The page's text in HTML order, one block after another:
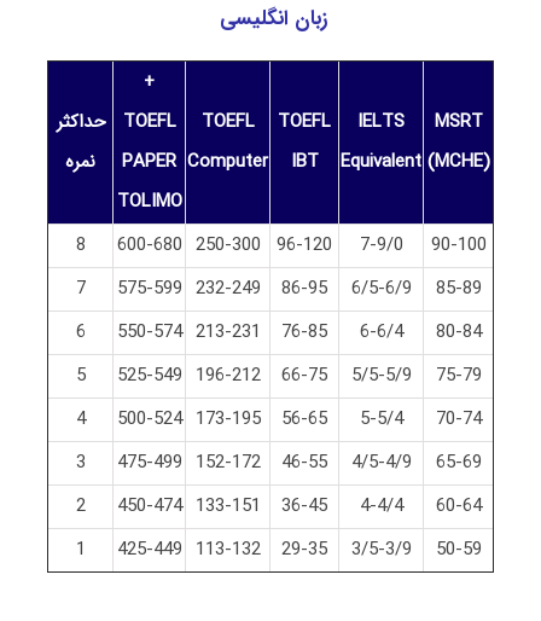
زبان انگلیسی
MSRT
(MCHE)
IELTS
Equivalent
TOEFL
IBT
TOEFL
Computer
+
TOEFL
PAPER
TOLIMO
حداکثر
نمره
90-100
7-9/0
96-120
250-300
600-680
8
85-89
6/5-6/9
86-95
232-249
575-599
7
80-84
6-6/4
76-85
213-231
550-574
6
75-79
5/5-5/9
66-75
196-212
525-549
5
70-74
5-5/4
56-65
173-195
500-524
4
65-69
4/5-4/9
46-55
152-172
475-499
3
60-64
4-4/4
36-45
133-151
450-474
2
50-59
3/5-3/9
29-35
113-132
425-449
1